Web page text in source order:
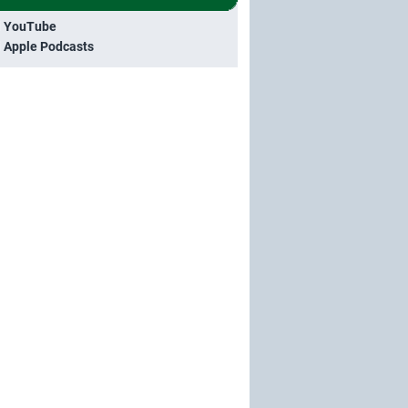
YouTube
Apple Podcasts